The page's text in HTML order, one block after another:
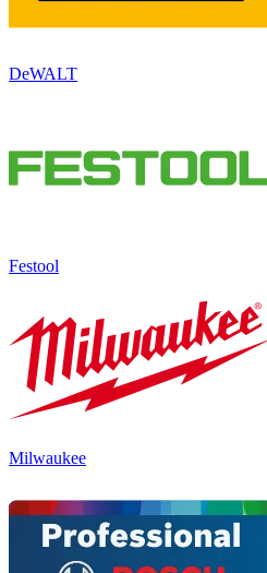
DeWALT
Festool
Milwaukee